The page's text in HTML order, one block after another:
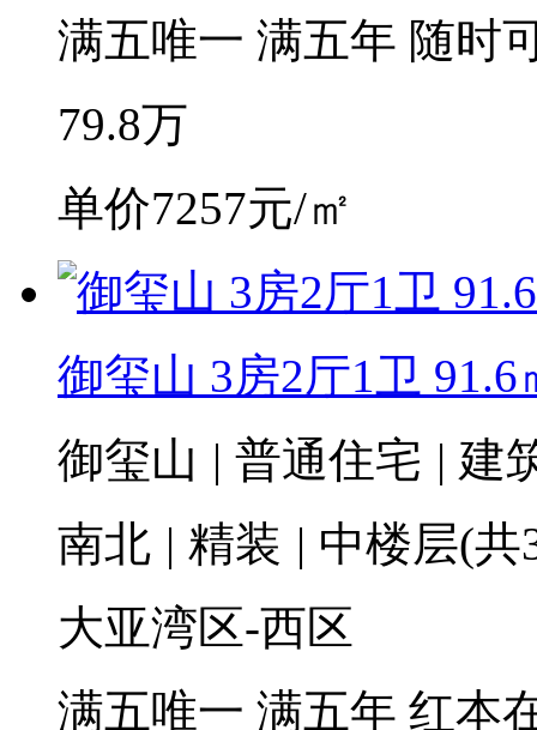
满五唯一 满五年 随时
79.8万
单价7257元/㎡
御玺山 3房2厅1卫 91.6
御玺山 | 普通住宅 | 建
南北 | 精装 | 中楼层(
大亚湾区-西区
满五唯一 满五年 红本